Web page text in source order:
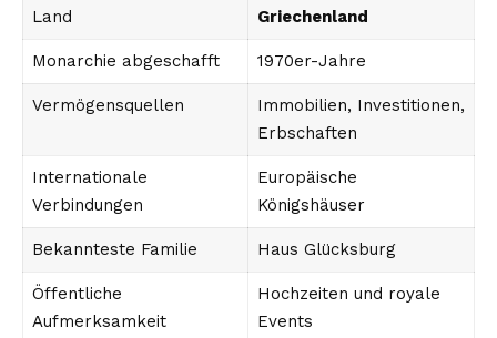
Land Griechenland
Monarchie abgeschafft 1970er-Jahre
Vermögensquellen
Immobilien, Investitionen,
Erbschaften
Internationale
Verbindungen
Europäische
Königshäuser
Bekannteste Familie Haus Glücksburg
Öffentliche
Aufmerksamkeit
Hochzeiten und royale
Events